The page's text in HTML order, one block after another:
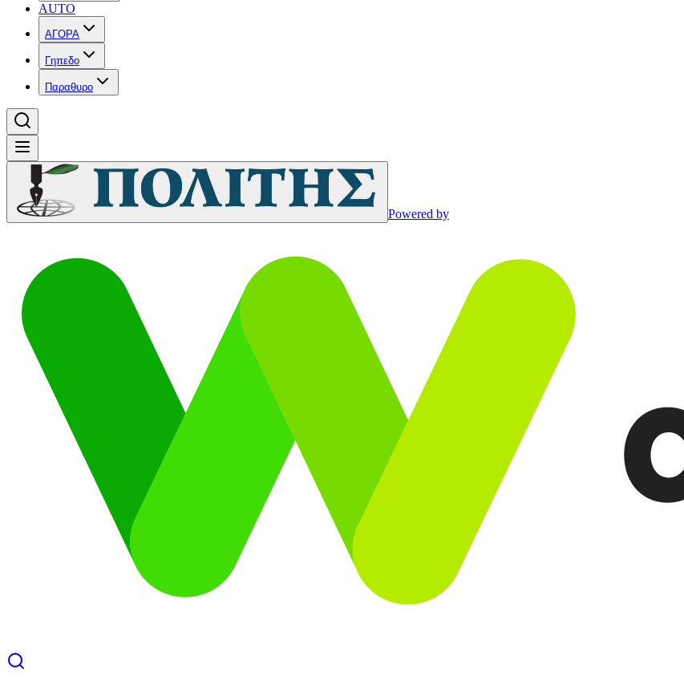
AUTO
ΑΓΟΡΑ
Γηπεδο
Παραθυρο
Powered by